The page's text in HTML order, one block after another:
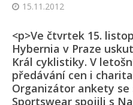
15.11.2012
<p>Ve čtvrtek 15.
Hybernia v Praze
Král cyklistiky. V
předávání cen i
Organizátor ankety se
Sportswear spojili s